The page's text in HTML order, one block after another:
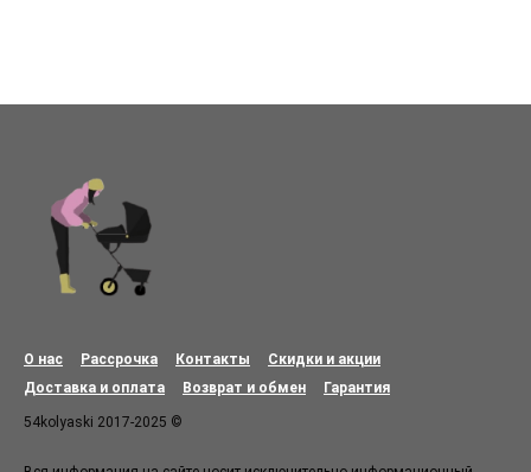
О нас Рассрочка Контакты
Скидки и акции
Доставка и оплата
Возврат и обмен Гарантия
54kolyaski 2017-2025 ©